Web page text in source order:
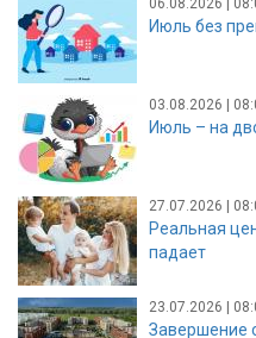
06.08.2026 |
Июль без
03.08.2026 |
Июль – на
27.07.2026 |
Реальная
падает
23.07.2026 |
Завершение